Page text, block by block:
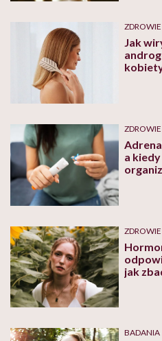
ZDROWIE
Jak
ZDROWIE
a
ZDROWIE
jak
BADANIA